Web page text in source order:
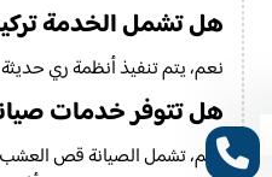
هل تشمل الخدمة
نعم، يتم تنفيذ أنظمة ري
هل تتوفر خدمات
نعم، تشمل الصيانة قص العشب